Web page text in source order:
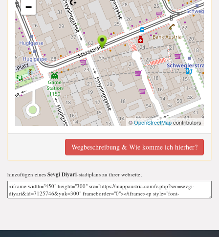
−
©OpenStreetMapcontributors
Wegbeschreibung & Wie komme ich hierher?
hinzufügen eines Sevgi Diyari-stadtplans zu ihrer webseite;